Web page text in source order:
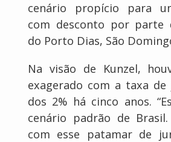
cenário propício para
com desconto por parte
do Porto Dias, São
Na visão de Kunzel,
exagerado com a taxa de
dos 2% há cinco anos.
cenário padrão de Brasil.
com esse patamar de